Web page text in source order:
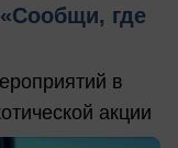
где
в
акции